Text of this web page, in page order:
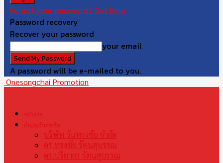
Forgot your password? Get help
Password recovery
Recover your password
your email
A password will be e-mailed to you.
Onesongchai Promotion
หน้าแรก
ตำนานวันทรงชัย
บริษัท วันทรงชัย จำกัด
ดร.ทรงชัย รัตนสุบรรณ
ดร.ปริยากร รัตนสุบรรณ